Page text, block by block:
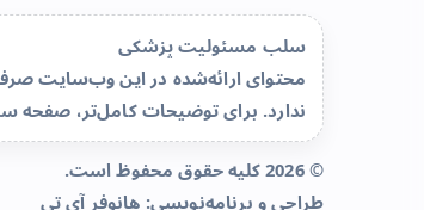
سلب مسئولیت پزشکی
محتوای ارائه‌شده در این وب‌سایت
ندارد. برای توضیحات کامل‌تر، صفحه
© 2026 کلیه حقوق محفوظ است.
طراحی و برنامه‌نویسی: هانوفر آی تی